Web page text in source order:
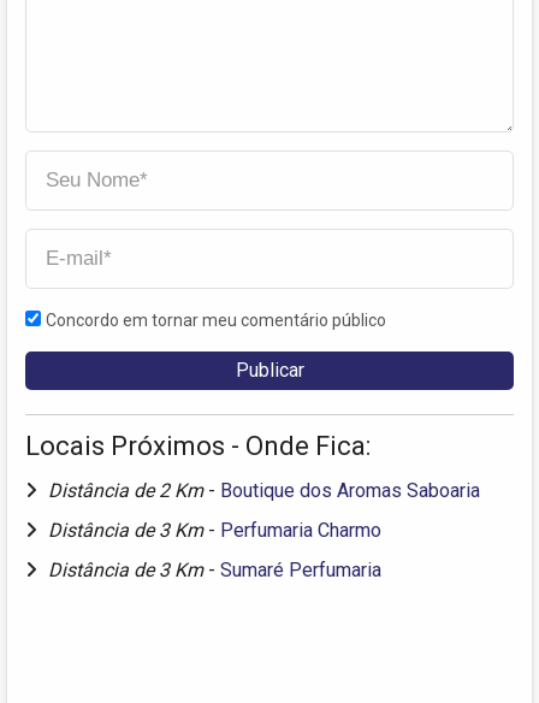
Concordo em tornar meu comentário público
Locais Próximos - Onde Fica:
Distância de 2 Km - Boutique dos Aromas Saboaria
Distância de 3 Km - Perfumaria Charmo
Distância de 3 Km - Sumaré Perfumaria